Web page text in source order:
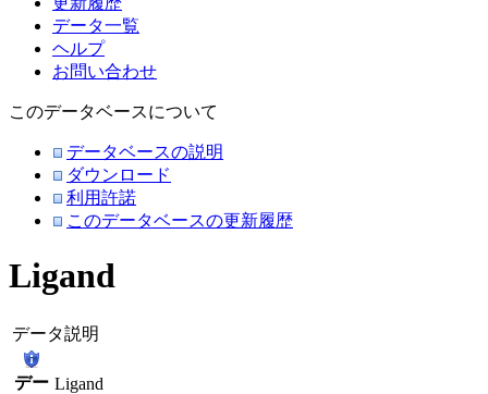
データ一覧
ヘルプ
お問い合わせ
このデータベースについて
データベースの説明
ダウンロード
利用許諾
このデータベースの更新履歴
Ligand
データ説明
デー Ligand